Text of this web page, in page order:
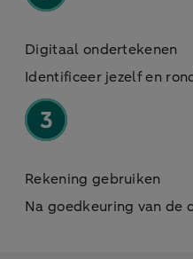
Digitaal ondertekenen
Identificeer jezelf en
Rekening gebruiken
Na goedkeuring van de